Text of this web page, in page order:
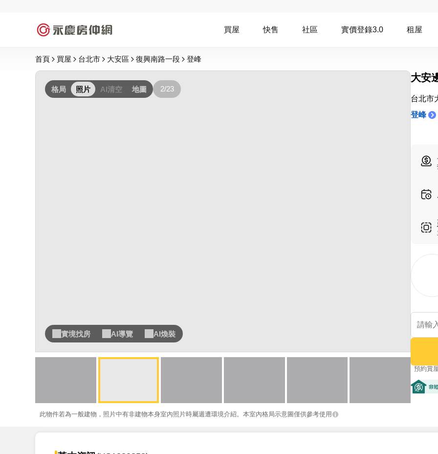
買屋 快售 社區 實價登錄3.0 租屋
首頁 買屋 台北市 大安區 復興南路一段 登峰
格局 照片 AI清空 地圖 2/23
實境找房 AI導覽 AI煥裝
此物件若為一般建物，照片中有非建物本身室內照片時屬週遭環境介紹。本室內格局示意圖僅供參考使用
大安
台北市
登峰
預約賞